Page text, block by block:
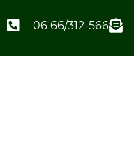
06 66/312-566